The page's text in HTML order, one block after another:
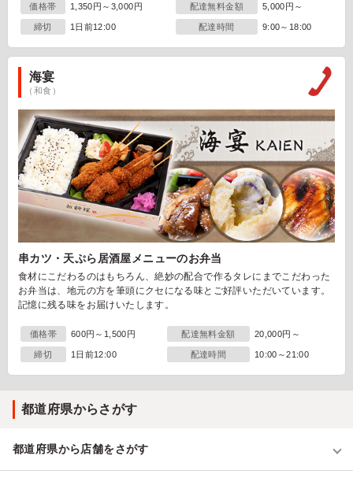
価格帯 1,350円～3,000円 配達無料金額 5,000円～
締切 1日前12:00 配達時間 9:00～18:00
海宴
（和食）
串カツ・天ぷら居酒屋メニューのお弁当
食材にこだわるのはもちろん、絶妙の配合で作るタレにまでこだわった
お弁当は、地元の方を筆頭にクセになる味とご好評いただいています。
記憶に残る味をお届けいたします。
価格帯 600円～1,500円 配達無料金額 20,000円～
締切 1日前12:00 配達時間 10:00～21:00
都道府県からさがす
都道府県から店舗をさがす